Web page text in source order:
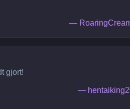
—
gjort!
—